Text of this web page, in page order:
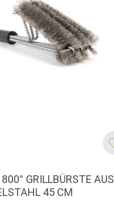
GRILLBÜRSTE AUS
45 CM